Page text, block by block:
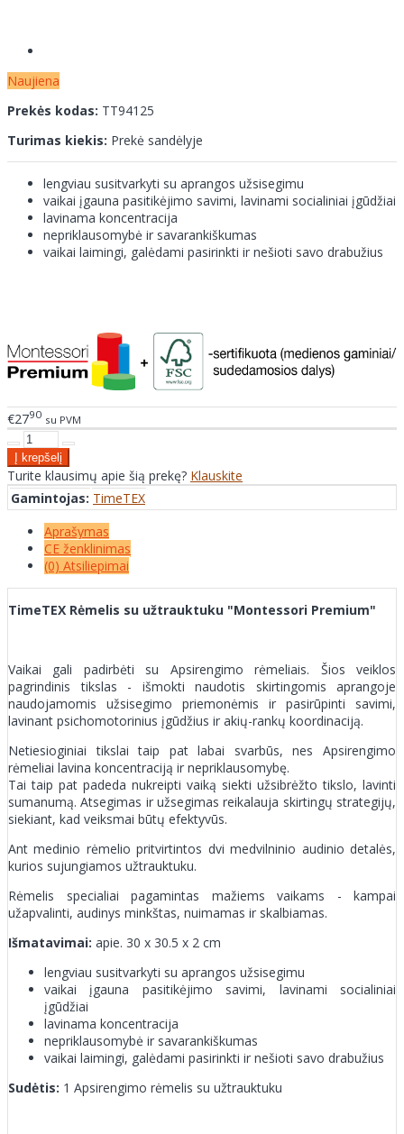
Naujiena
Prekės kodas: TT94125
Turimas kiekis: Prekė sandėlyje
lengviau susitvarkyti su aprangos užsisegimu
vaikai įgauna pasitikėjimo savimi, lavinami socialiniai įgūdžiai
lavinama koncentracija
nepriklausomybė ir savarankiškumas
vaikai laimingi, galėdami pasirinkti ir nešioti savo drabužius
€2790 su PVM
Turite klausimų apie šią prekę? Klauskite
Gamintojas: TimeTEX
Aprašymas
CE ženklinimas
(0) Atsiliepimai
TimeTEX Rėmelis su užtrauktuku "Montessori Premium"
Vaikai gali padirbėti su Apsirengimo rėmeliais. Šios veiklos
pagrindinis tikslas - išmokti naudotis skirtingomis aprangoje
naudojamomis užsisegimo priemonėmis ir pasirūpinti savimi,
lavinant psichomotorinius įgūdžius ir akių-rankų koordinaciją.
Netiesioginiai tikslai taip pat labai svarbūs, nes Apsirengimo
rėmeliai lavina koncentraciją ir nepriklausomybę.
Tai taip pat padeda nukreipti vaiką siekti užsibrėžto tikslo, lavinti
sumanumą. Atsegimas ir užsegimas reikalauja skirtingų strategijų,
siekiant, kad veiksmai būtų efektyvūs.
Ant medinio rėmelio pritvirtintos dvi medvilninio audinio detalės,
kurios sujungiamos užtrauktuku.
Rėmelis specialiai pagamintas mažiems vaikams - kampai
užapvalinti, audinys minkštas, nuimamas ir skalbiamas.
Išmatavimai: apie. 30 x 30.5 x 2 cm
lengviau susitvarkyti su aprangos užsisegimu
vaikai įgauna pasitikėjimo savimi, lavinami socialiniai
įgūdžiai
lavinama koncentracija
nepriklausomybė ir savarankiškumas
vaikai laimingi, galėdami pasirinkti ir nešioti savo drabužius
Sudėtis: 1 Apsirengimo rėmelis su užtrauktuku